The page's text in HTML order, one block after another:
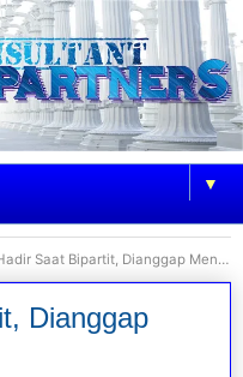
▼
Saat Bipartit, Dianggap Menolak Berunding
Dianggap